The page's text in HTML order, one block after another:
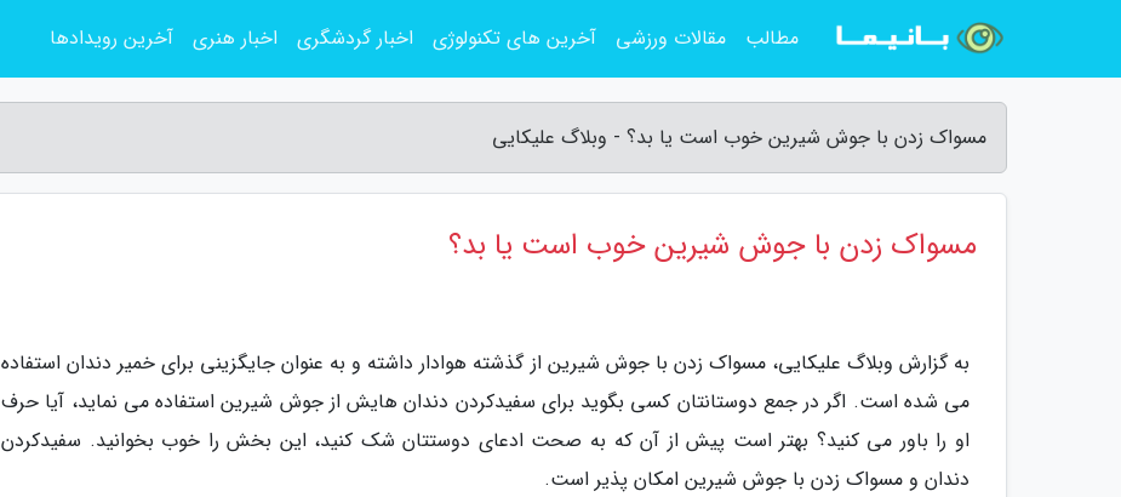
مسواک زدن با جوش شیرین خوب است یا بد؟ - وبلاگ علیکایی
مسواک زدن با جوش شیرین خوب است یا بد؟
به گزارش وبلاگ علیکایی، مسواک زدن با جوش شیرین از گذشته هوادار داشته و به عنوان جایگزینی برای خمیر دندان استفاده
می شده است. اگر در جمع دوستانتان کسی بگوید برای سفیدکردن دندان هایش از جوش شیرین استفاده می نماید، آیا حرف
او را باور می کنید؟ بهتر است پیش از آن که به صحت ادعای دوستتان شک کنید، این بخش را خوب بخوانید. سفیدکردن
دندان و مسواک زدن با جوش شیرین امکان پذیر است.
مطالب مقالات ورزشی آخرین های تکنولوژی اخبار گردشگری اخبار هنری آخرین رویدادها